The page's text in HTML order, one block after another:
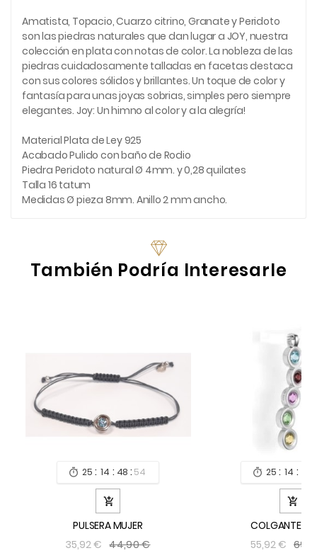
Amatista, Topacio, Cuarzo citrino, Granate y Peridoto
son las piedras naturales que dan lugar a JOY, nuestra
colección en plata con notas de color. La nobleza de las
piedras cuidadosamente talladas en facetas destaca
con sus colores sólidos y brillantes. Un toque de color y
fantasía para unas joyas sobrias, simples pero siempre
elegantes. Joy: Un himno al color y a la alegría!
Material Plata de Ley 925
Acabado Pulido con baño de Rodio
Piedra Peridoto natural Ø 4mm. y 0,28 quilates
Talla 16 tatum
Medidas Ø pieza 8mm. Anillo 2 mm ancho.
También Podría Interesarle
 25 : 14 : 48 : 54

PULSERA MUJER
35,92 € 44,90 €
 25 : 14 :

COLGANTE
55,92 €